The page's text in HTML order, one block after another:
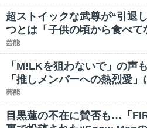
超ストイックな武尊が“引退
つとは「子供の頃から食べて
芸能
「M!LKを狙わないで」の声
「推しメンバーへの熱烈愛
芸能
目黒蓮の不在に賛否も…「